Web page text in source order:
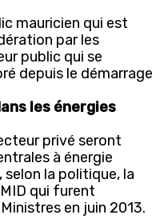
mauricien qui est
par les
public qui se
depuis le démarrage
les énergies
privé seront
à énergie
selon la politique, la
qui furent
en juin 2013.